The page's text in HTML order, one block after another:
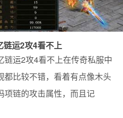
链运2攻4看不上
运2攻4看不上在传奇私服中
都比较不错，看着有点像木头
项链的攻击属性，而且记